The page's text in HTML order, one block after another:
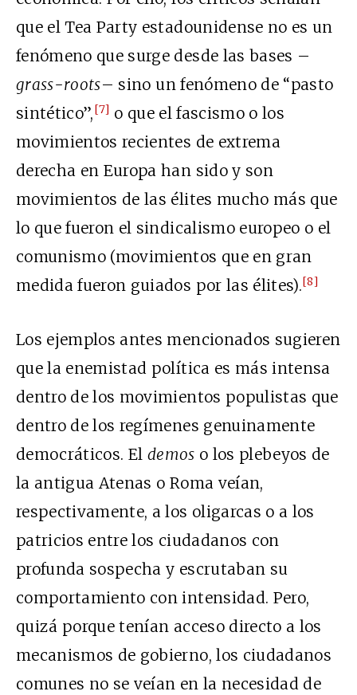
que el Tea Party estadounidense no es un
fenómeno que surge desde las bases –
grass-roots– sino un fenómeno de “pasto
sintético”,[7] o que el fascismo o los
movimientos recientes de extrema
derecha en Europa han sido y son
movimientos de las élites mucho más que
lo que fueron el sindicalismo europeo o el
comunismo (movimientos que en gran
medida fueron guiados por las élites).[8]
Los ejemplos antes mencionados sugieren
que la enemistad política es más intensa
dentro de los movimientos populistas que
dentro de los regímenes genuinamente
democráticos. El demos o los plebeyos de
la antigua Atenas o Roma veían,
respectivamente, a los oligarcas o a los
patricios entre los ciudadanos con
profunda sospecha y escrutaban su
comportamiento con intensidad. Pero,
quizá porque tenían acceso directo a los
mecanismos de gobierno, los ciudadanos
comunes no se veían en la necesidad de